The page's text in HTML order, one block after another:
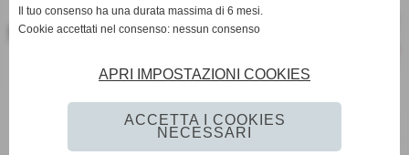
keyboard_arrow_left
Il tuo consenso ha una durata massima di 6 mesi.
Cookie accettati nel consenso: nessun consenso
APRI IMPOSTAZIONI COOKIES
ACCETTA I COOKIES
NECESSARI